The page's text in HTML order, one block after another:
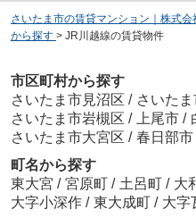
さいたま市の賃貸マンション｜株式
から探す > JR川越線の賃貸物件
市区町村から探す
さいたま市見沼区 / さいた
さいたま市岩槻区 / 上尾市 /
さいたま市大宮区 / 春日部市
町名から探す
東大宮 / 宮原町 / 土呂町 / 大
大字小深作 / 東大成町 / 大字